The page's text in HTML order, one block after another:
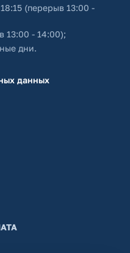
(перерыв 13:00 -
13:00 - 14:00);
дни.
данных